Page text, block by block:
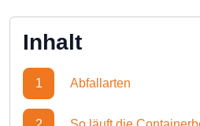
Inhalt
1 Abfallarten